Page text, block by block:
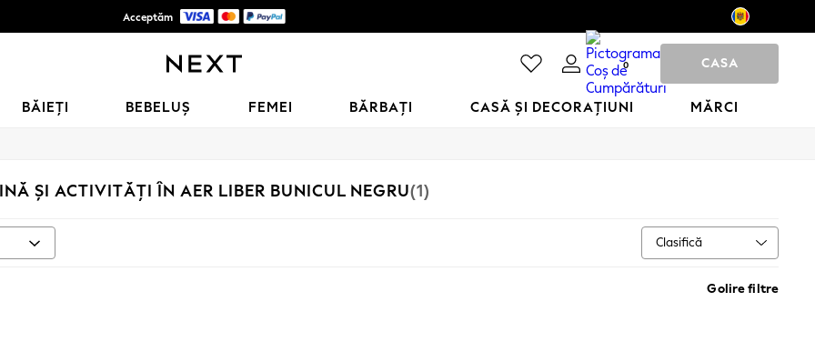
Acceptăm
0 CASA
BĂIEȚI BEBELUȘ FEMEI BĂRBAȚI CASĂ ȘI DECORAȚIUNI MĂRCI
ȘI ACTIVITĂȚI ÎN AER LIBER BUNICUL NEGRU(1)
Clasifică
Golire filtre